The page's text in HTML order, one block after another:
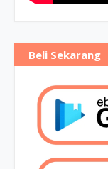
Beli Sekarang